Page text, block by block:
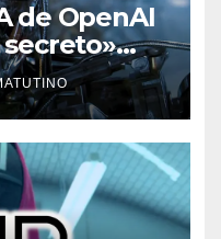
de OpenAI
Face